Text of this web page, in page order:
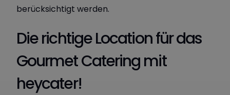
berücksichtigt werden.
Die richtige Location für das
Gourmet Catering mit
heycater!